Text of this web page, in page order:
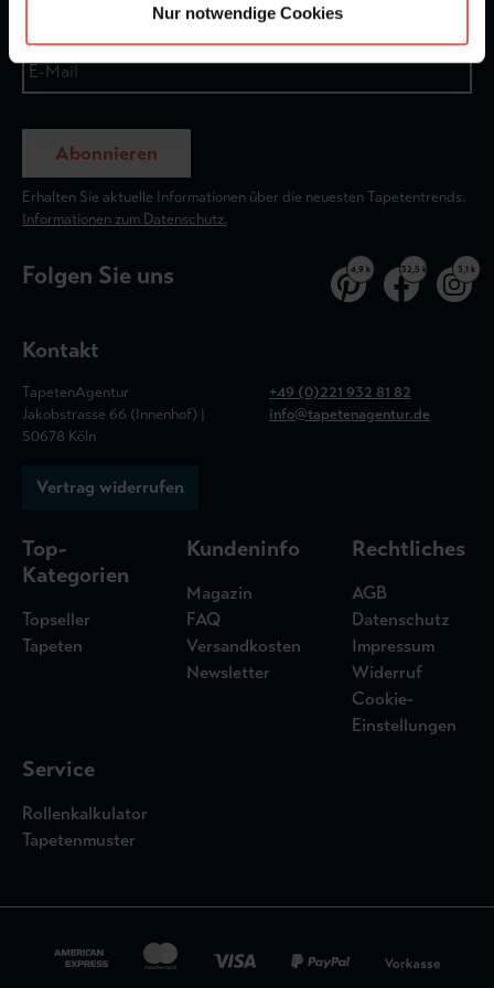
Nur notwendige Cookies
Abonnieren
Erhalten Sie aktuelle Informationen über die neuesten Tapetentrends.
Informationen zum Datenschutz.
Folgen Sie uns 4,9 k 32,5 k 3,1 k
Kontakt
TapetenAgentur
Jakobstrasse 66 (Innenhof) |
50678 Köln
+49 (0)221 932 81 82
info@tapetenagentur.de
Vertrag widerrufen
Top-
Kategorien
Topseller
Tapeten
Kundeninfo
Magazin
FAQ
Versandkosten
Newsletter
Rechtliches
AGB
Datenschutz
Impressum
Widerruf
Cookie-
Einstellungen
Service
Rollenkalkulator
Tapetenmuster